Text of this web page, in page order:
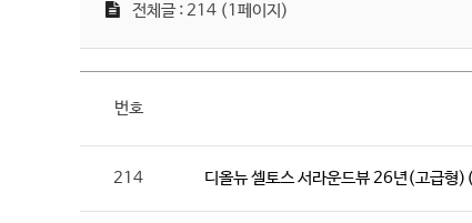
전체글 : 214 (1페이지)
번호
214 디올뉴 셀토스 서라운드뷰 26년(고급